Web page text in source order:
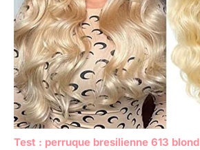
Test : perruque bresilienne 613